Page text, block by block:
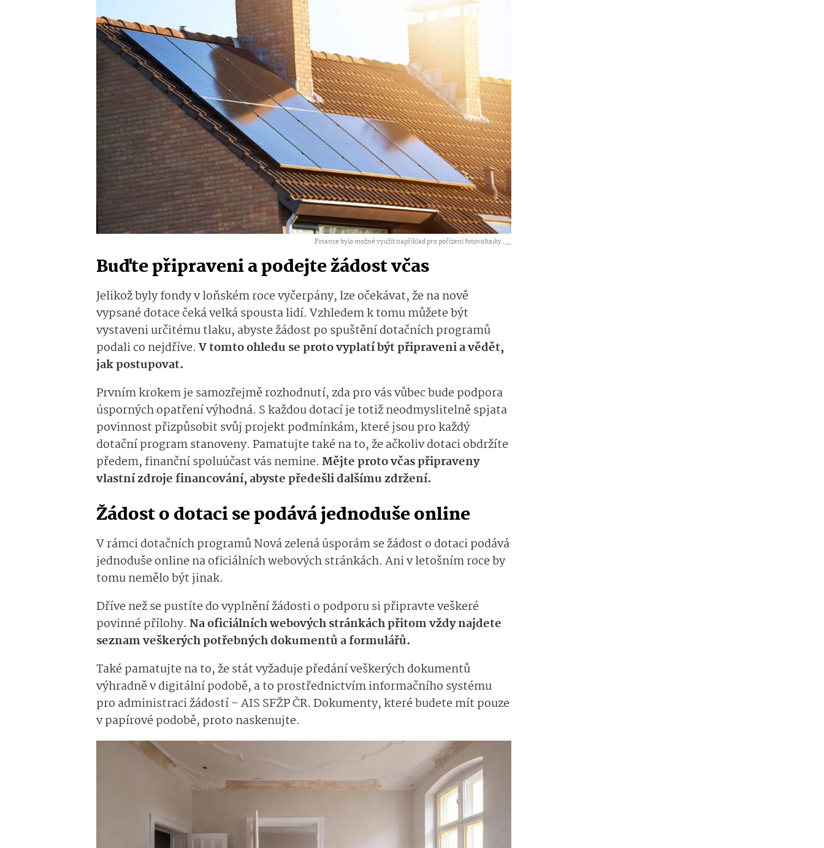
Finance bylo možné využít například pro pořízení fotovoltaiky ,...
Buďte připraveni a podejte žádost včas
Jelikož byly fondy v loňském roce vyčerpány, lze očekávat, že na nově
vypsané dotace čeká velká spousta lidí. Vzhledem k tomu můžete být
vystaveni určitému tlaku, abyste žádost po spuštění dotačních programů
podali co nejdříve. V tomto ohledu se proto vyplatí být připraveni a vědět,
jak postupovat.
Prvním krokem je samozřejmě rozhodnutí, zda pro vás vůbec bude podpora
úsporných opatření výhodná. S každou dotací je totiž neodmyslitelně spjata
povinnost přizpůsobit svůj projekt podmínkám, které jsou pro každý
dotační program stanoveny. Pamatujte také na to, že ačkoliv dotaci obdržíte
předem, finanční spoluúčast vás nemine. Mějte proto včas připraveny
vlastní zdroje financování, abyste předešli dalšímu zdržení.
Žádost o dotaci se podává jednoduše online
V rámci dotačních programů Nová zelená úsporám se žádost o dotaci podává
jednoduše online na oficiálních webových stránkách. Ani v letošním roce by
tomu nemělo být jinak.
Dříve než se pustíte do vyplnění žádosti o podporu si připravte veškeré
povinné přílohy. Na oficiálních webových stránkách přitom vždy najdete
seznam veškerých potřebných dokumentů a formulářů.
Také pamatujte na to, že stát vyžaduje předání veškerých dokumentů
výhradně v digitální podobě, a to prostřednictvím informačního systému
pro administraci žádostí – AIS SFŽP ČR. Dokumenty, které budete mít pouze
v papírové podobě, proto naskenujte.